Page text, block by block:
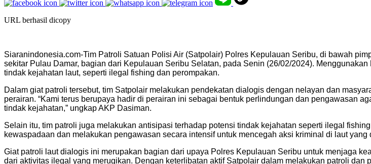
URL berhasil dicopy
Siaranindonesia.com-Tim Patroli Satuan Polisi Air (Satpolair) Polres Kepulauan Seribu, di bawah
sekitar Pulau Damar, bagian dari Kepulauan Seribu Selatan, pada Senin (26/02/2024).
tindak kejahatan laut, seperti ilegal fishing dan perompakan.
Dalam giat patroli tersebut, tim Satpolair melakukan pendekatan dialogis dengan nelayan dan
perairan. “Kami terus berupaya hadir di perairan ini sebagai bentuk perlindungan dan pengawasan
tindak kejahatan,” ungkap AKP Dasiman.
Selain itu, tim patroli juga melakukan antisipasi terhadap potensi tindak kejahatan seperti ilegal
kewaspadaan dan melakukan pengawasan secara intensif untuk mencegah aksi kriminal di laut
Giat patroli laut dialogis ini merupakan bagian dari upaya Polres Kepulauan Seribu untuk menjaga
dari aktivitas ilegal yang merugikan. Dengan keterlibatan aktif Satpolair dalam melakukan patroli